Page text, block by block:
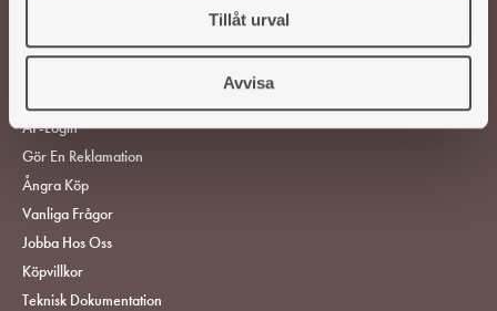
Tillåt urval
Avvisa
HITTA ÅTERFÖRSÄLJARE
ÅF-Login
Gör En Reklamation
Ångra Köp
Vanliga Frågor
Jobba Hos Oss
Köpvillkor
Teknisk Dokumentation